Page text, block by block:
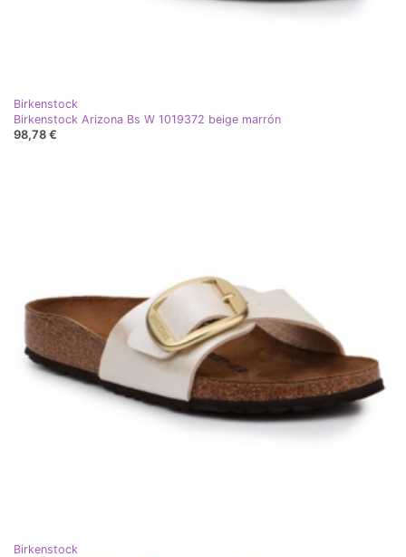
Birkenstock
Birkenstock Arizona Bs W 1019372 beige marrón
98,78 €
Birkenstock